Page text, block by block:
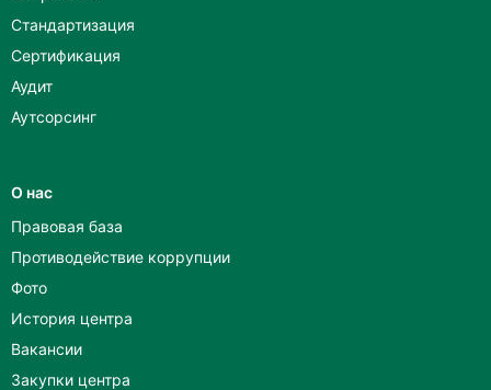
Стандартизация
Сертификация
Аудит
Аутсорсинг
О нас
Правовая база
Противодействие коррупции
Фото
История центра
Вакансии
Закупки центра